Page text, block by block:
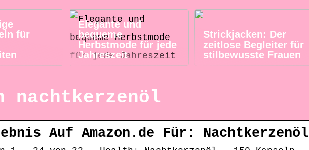
für
Elegante und
bequeme
Herbstmode für jede
Jahreszeit
Strickjacken: Der
zeitlose Begleiter für
stilbewusste Frauen
nachtkerzenöl
Auf Amazon.de Für: Nachtkerzenöl